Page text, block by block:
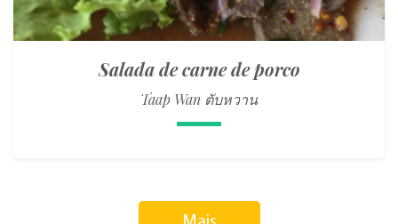
Salada de carne de porco
Taap Wan ตับหวาน